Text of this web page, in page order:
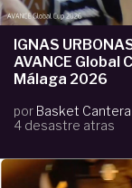
IGNAS
AVANCE Global
Málaga 2026
por Basket Cantera
4 desastre atras